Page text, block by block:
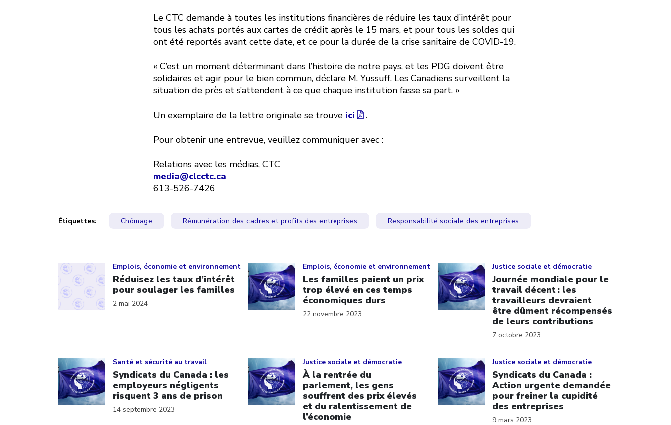
Le CTC demande à toutes les institutions financières de réduire les taux d’intérêt pour
tous les achats portés aux cartes de crédit après le 15 mars, et pour tous les soldes qui
ont été reportés avant cette date, et ce pour la durée de la crise sanitaire de COVID-19.
« C’est un moment déterminant dans l’histoire de notre pays, et les PDG doivent être
solidaires et agir pour le bien commun, déclare M. Yussuff. Les Canadiens surveillent la
situation de près et s’attendent à ce que chaque institution fasse sa part. »
Un exemplaire de la lettre originale se trouve ici .
Pour obtenir une entrevue, veuillez communiquer avec :
Relations avec les médias, CTC
media@clcctc.ca
613-526-7426
Étiquettes: Chômage Rémunération des cadres et profits des entreprises Responsabilité sociale des entreprises
Emplois, économie et environnement
Réduisez les taux d’intérêt
pour soulager les familles
2 mai 2024
Emplois, économie et environnement
Les familles paient un prix
trop élevé en ces temps
économiques durs
22 novembre 2023
Justice sociale et démocratie
Journée mondiale pour le
travail décent : les
travailleurs devraient
être dûment récompensés
de leurs contributions
7 octobre 2023
Santé et sécurité au travail
Syndicats du Canada : les
employeurs négligents
risquent 3 ans de prison
14 septembre 2023
Justice sociale et démocratie
À la rentrée du
parlement, les gens
souffrent des prix élevés
et du ralentissement de
l’économie
Justice sociale et démocratie
Syndicats du Canada :
Action urgente demandée
pour freiner la cupidité
des entreprises
9 mars 2023